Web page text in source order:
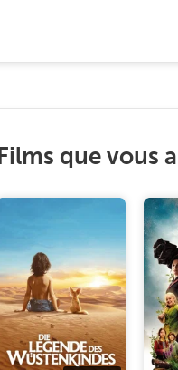
Films que vous